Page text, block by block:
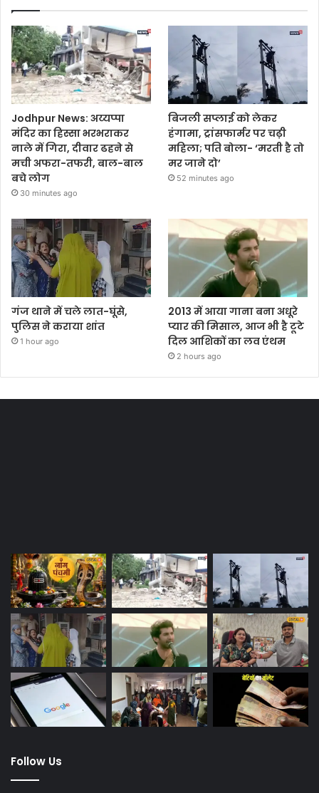
Jodhpur News: अय्यप्पा
मंदिर का हिस्सा भरभराकर
नाले में गिरा, दीवार ढहने से
मची अफरा-तफरी, बाल-बाल
बचे लोग
30 minutes ago
बिजली सप्लाई को लेकर
हंगामा, ट्रांसफार्मर पर चढ़ी
महिला; पति बोला- ‘मरती है तो
मर जाने दो’
52 minutes ago
गंज थाने में चले लात-घूंसे,
पुलिस ने कराया शांत
1 hour ago
2013 में आया गाना बना अधूरे
प्यार की मिसाल, आज भी है टूटे
दिल आशिकों का लव एंथम
2 hours ago
Follow Us